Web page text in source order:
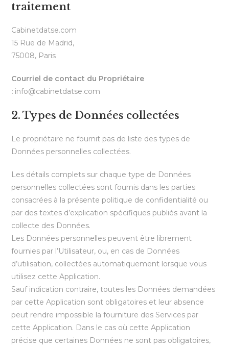
traitement
Cabinetdatse.com
15 Rue de Madrid,
75008, Paris
Courriel de contact du Propriétaire
: info@cabinetdatse.com
2. Types de Données collectées
Le propriétaire ne fournit pas de liste des types de
Données personnelles collectées.
Les détails complets sur chaque type de Données
personnelles collectées sont fournis dans les parties
consacrées à la présente politique de confidentialité ou
par des textes d’explication spécifiques publiés avant la
collecte des Données.
Les Données personnelles peuvent être librement
fournies par l’Utilisateur, ou, en cas de Données
d’utilisation, collectées automatiquement lorsque vous
utilisez cette Application.
Sauf indication contraire, toutes les Données demandées
par cette Application sont obligatoires et leur absence
peut rendre impossible la fourniture des Services par
cette Application. Dans le cas où cette Application
précise que certaines Données ne sont pas obligatoires,